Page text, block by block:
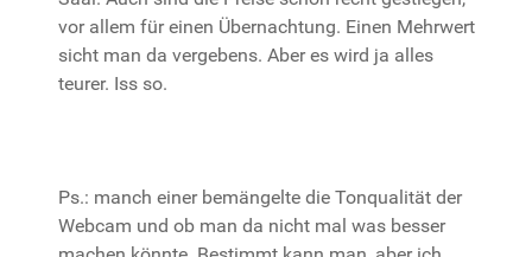
vor allem für einen Übernachtung. Einen Mehrwert
sicht man da vergebens. Aber es wird ja alles
teurer. Iss so.
Ps.: manch einer bemängelte die Tonqualität der
Webcam und ob man da nicht mal was besser